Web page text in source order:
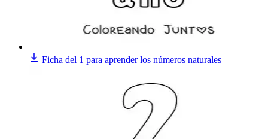
Ficha del 1 para aprender los números naturales